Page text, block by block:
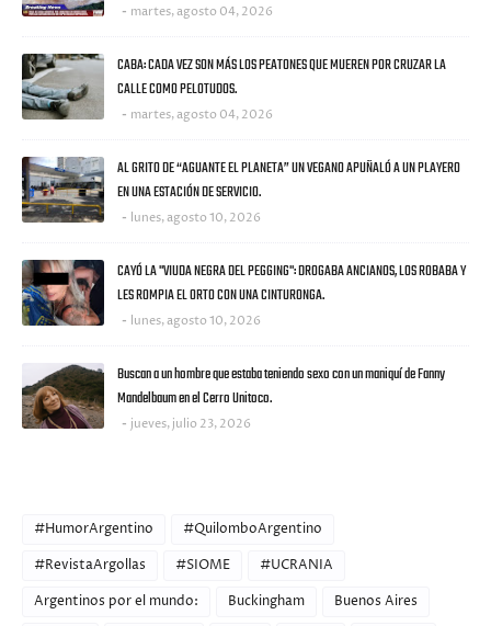
martes, agosto 04, 2026
CABA: CADA VEZ SON MÁS LOS PEATONES QUE MUEREN POR CRUZAR LA
CALLE COMO PELOTUDOS.
martes, agosto 04, 2026
AL GRITO DE “AGUANTE EL PLANETA” UN VEGANO APUÑALÓ A UN PLAYERO
EN UNA ESTACIÓN DE SERVICIO.
lunes, agosto 10, 2026
CAYÓ LA "VIUDA NEGRA DEL PEGGING": DROGABA ANCIANOS, LOS ROBABA Y
LES ROMPIA EL ORTO CON UNA CINTURONGA.
lunes, agosto 10, 2026
Buscan a un hombre que estaba teniendo sexo con un maniquí de Fanny
Mandelbaum en el Cerro Unitoco.
jueves, julio 23, 2026
#HumorArgentino
#QuilomboArgentino
#RevistaArgollas
#SIOME
#UCRANIA
Argentinos por el mundo:
Buckingham
Buenos Aires